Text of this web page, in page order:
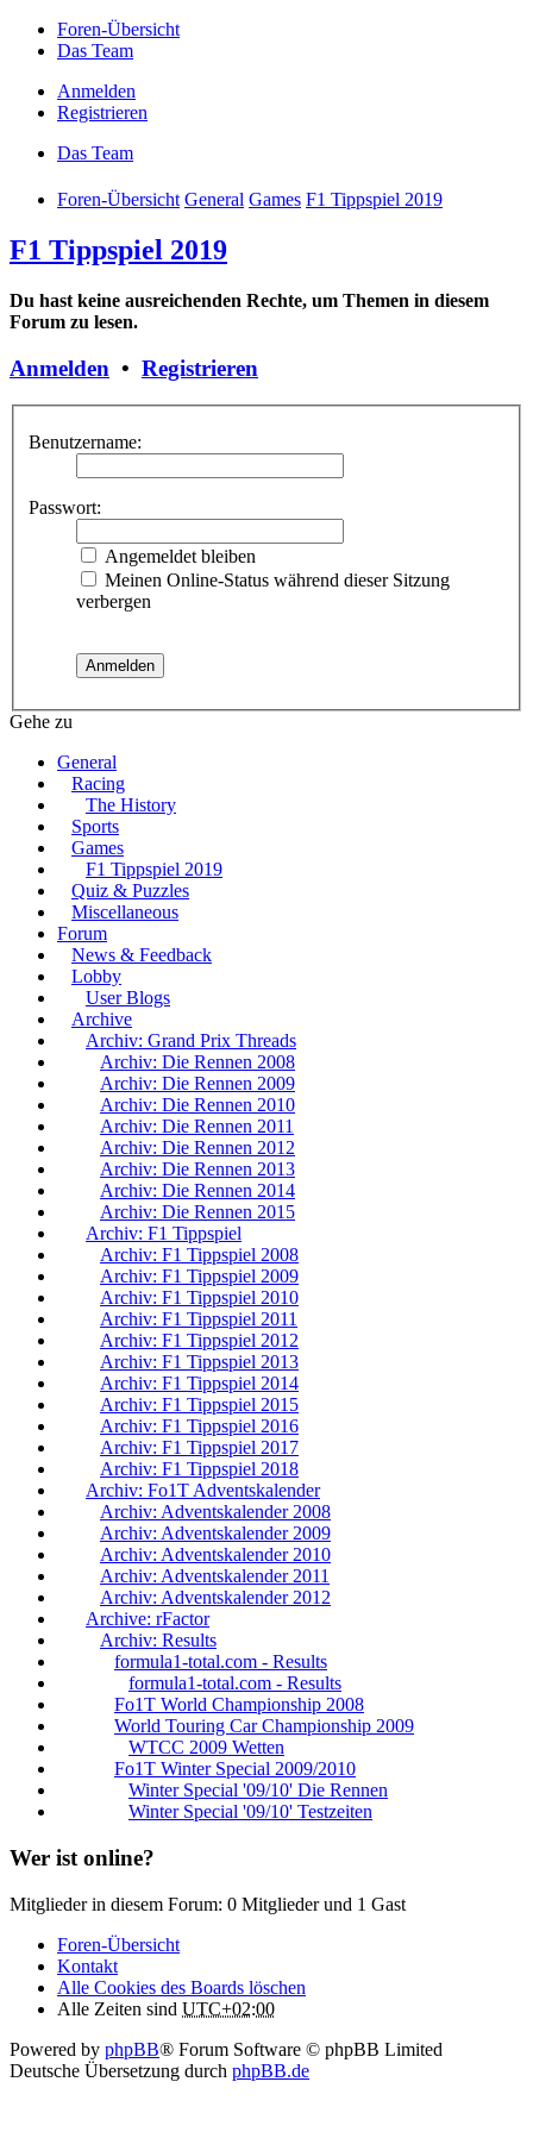
Foren-Übersicht
Das Team
Anmelden
Registrieren
Das Team
Foren-Übersicht General Games F1 Tippspiel 2019
F1 Tippspiel 2019
Du hast keine ausreichenden Rechte, um Themen in diesem
Forum zu lesen.
Anmelden • Registrieren
Benutzername:
Passwort:
Angemeldet bleiben
Meinen Online-Status während dieser Sitzung
verbergen
Gehe zu
General
Racing
The History
Sports
Games
F1 Tippspiel 2019
Quiz & Puzzles
Miscellaneous
Forum
News & Feedback
Lobby
User Blogs
Archive
Archiv: Grand Prix Threads
Archiv: Die Rennen 2008
Archiv: Die Rennen 2009
Archiv: Die Rennen 2010
Archiv: Die Rennen 2011
Archiv: Die Rennen 2012
Archiv: Die Rennen 2013
Archiv: Die Rennen 2014
Archiv: Die Rennen 2015
Archiv: F1 Tippspiel
Archiv: F1 Tippspiel 2008
Archiv: F1 Tippspiel 2009
Archiv: F1 Tippspiel 2010
Archiv: F1 Tippspiel 2011
Archiv: F1 Tippspiel 2012
Archiv: F1 Tippspiel 2013
Archiv: F1 Tippspiel 2014
Archiv: F1 Tippspiel 2015
Archiv: F1 Tippspiel 2016
Archiv: F1 Tippspiel 2017
Archiv: F1 Tippspiel 2018
Archiv: Fo1T Adventskalender
Archiv: Adventskalender 2008
Archiv: Adventskalender 2009
Archiv: Adventskalender 2010
Archiv: Adventskalender 2011
Archiv: Adventskalender 2012
Archive: rFactor
Archiv: Results
formula1-total.com - Results
formula1-total.com - Results
Fo1T World Championship 2008
World Touring Car Championship 2009
WTCC 2009 Wetten
Fo1T Winter Special 2009/2010
Winter Special '09/10' Die Rennen
Winter Special '09/10' Testzeiten
Wer ist online?
Mitglieder in diesem Forum: 0 Mitglieder und 1 Gast
Foren-Übersicht
Kontakt
Alle Cookies des Boards löschen
Alle Zeiten sind UTC+02:00
Powered by phpBB® Forum Software © phpBB Limited
Deutsche Übersetzung durch phpBB.de